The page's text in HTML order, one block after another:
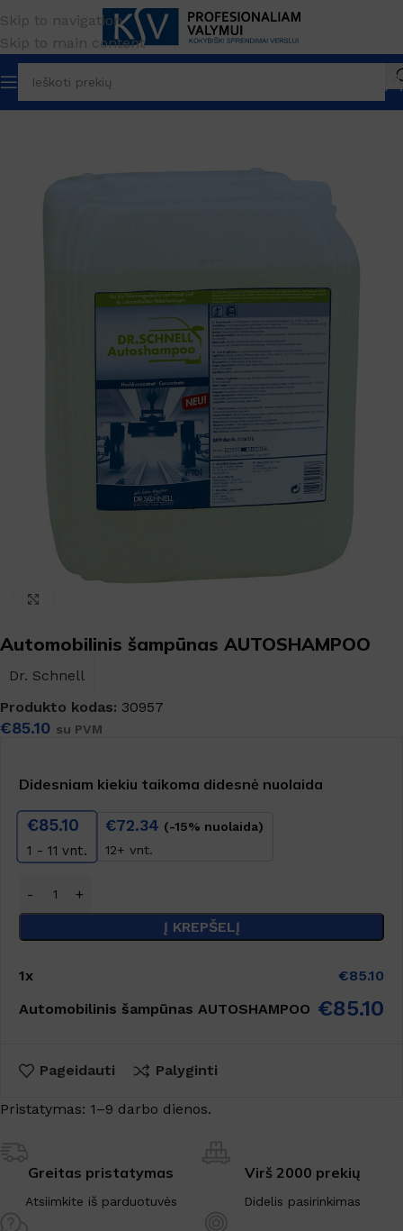
Skip to navigation
Skip to main content
Pradžia PREKĖS ŽENKLAS Kitos priemonės
Automobilinis šampūnas AUTOSHAMPOO
Dr. Schnell
Produkto kodas: 30957
€85.10 su PVM
Didesniam kiekiu taikoma didesnė nuolaida
€85.10
1 - 11 vnt.
€72.34 (-15% nuolaida)
12+ vnt.
Į KREPŠELĮ
1x €85.10
Automobilinis šampūnas AUTOSHAMPOO €85.10
Pageidauti Palyginti
Pristatymas: 1–9 darbo dienos.
Greitas pristatymas
Atsiimkite iš parduotuvės
Virš 2000 prekių
Didelis pasirinkimas